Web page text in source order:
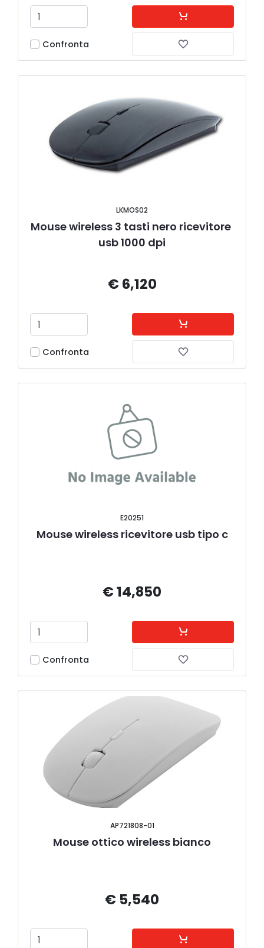
Confronta
LKMOS02
Mouse wireless 3 tasti nero ricevitore
usb 1000 dpi
€ 6,120
Confronta
E20251
Mouse wireless ricevitore usb tipo c
€ 14,850
Confronta
AP721808-01
Mouse ottico wireless bianco
€ 5,540